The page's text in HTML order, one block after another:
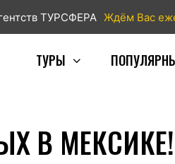
ТУРСФЕРА Ждём Вас
ТУРЫ
В